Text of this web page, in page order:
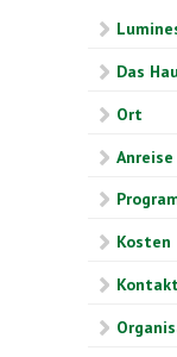
Das
Ort
Anreise
Kosten